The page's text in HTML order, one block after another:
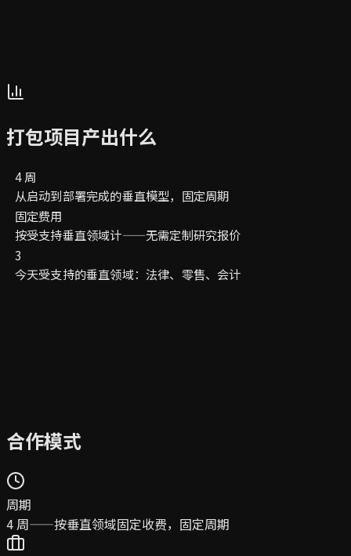
打包项目产出什么
4 周
从启动到部署完成的垂直模型，固定周期
固定费用
按受支持垂直领域计——无需定制研究报价
3
今天受支持的垂直领域：法律、零售、会计
合作模式
周期
4 周——按垂直领域固定收费，固定周期